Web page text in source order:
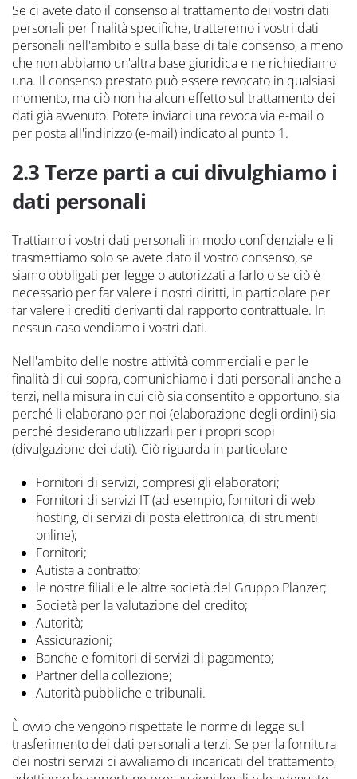
Se ci avete dato il consenso al trattamento dei vostri dati
personali per finalità specifiche, tratteremo i vostri dati
personali nell'ambito e sulla base di tale consenso, a meno
che non abbiamo un'altra base giuridica e ne richiediamo
una. Il consenso prestato può essere revocato in qualsiasi
momento, ma ciò non ha alcun effetto sul trattamento dei
dati già avvenuto. Potete inviarci una revoca via e-mail o
per posta all'indirizzo (e-mail) indicato al punto 1.
2.3 Terze parti a cui divulghiamo i
dati personali
Trattiamo i vostri dati personali in modo confidenziale e li
trasmettiamo solo se avete dato il vostro consenso, se
siamo obbligati per legge o autorizzati a farlo o se ciò è
necessario per far valere i nostri diritti, in particolare per
far valere i crediti derivanti dal rapporto contrattuale. In
nessun caso vendiamo i vostri dati.
Nell'ambito delle nostre attività commerciali e per le
finalità di cui sopra, comunichiamo i dati personali anche a
terzi, nella misura in cui ciò sia consentito e opportuno, sia
perché li elaborano per noi (elaborazione degli ordini) sia
perché desiderano utilizzarli per i propri scopi
(divulgazione dei dati). Ciò riguarda in particolare
Fornitori di servizi, compresi gli elaboratori;
Fornitori di servizi IT (ad esempio, fornitori di web
hosting, di servizi di posta elettronica, di strumenti
online);
Fornitori;
Autista a contratto;
le nostre filiali e le altre società del Gruppo Planzer;
Società per la valutazione del credito;
Autorità;
Assicurazioni;
Banche e fornitori di servizi di pagamento;
Partner della collezione;
Autorità pubbliche e tribunali.
È ovvio che vengono rispettate le norme di legge sul
trasferimento dei dati personali a terzi. Se per la fornitura
dei nostri servizi ci avvaliamo di incaricati del trattamento,